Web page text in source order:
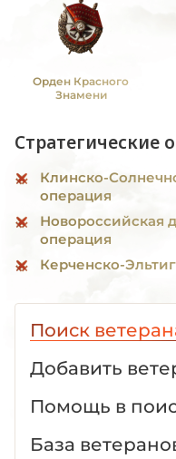
Орден Красного
Знамени
Стратегические
Клинско-
операция
Новороссийская
операция
Керченско-
Поиск
Добавить
Помощь в
База